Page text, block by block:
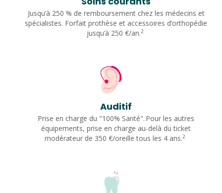
Jusqu’à 250 % de remboursement chez les médecins et
spécialistes. Forfait prothèse et accessoires d’orthopédie
jusqu’à 250 €/an.2
Auditif
Prise en charge du "100% Santé". Pour les autres
équipements, prise en charge au-delà du ticket
modérateur de 350 €/oreille tous les 4 ans.2